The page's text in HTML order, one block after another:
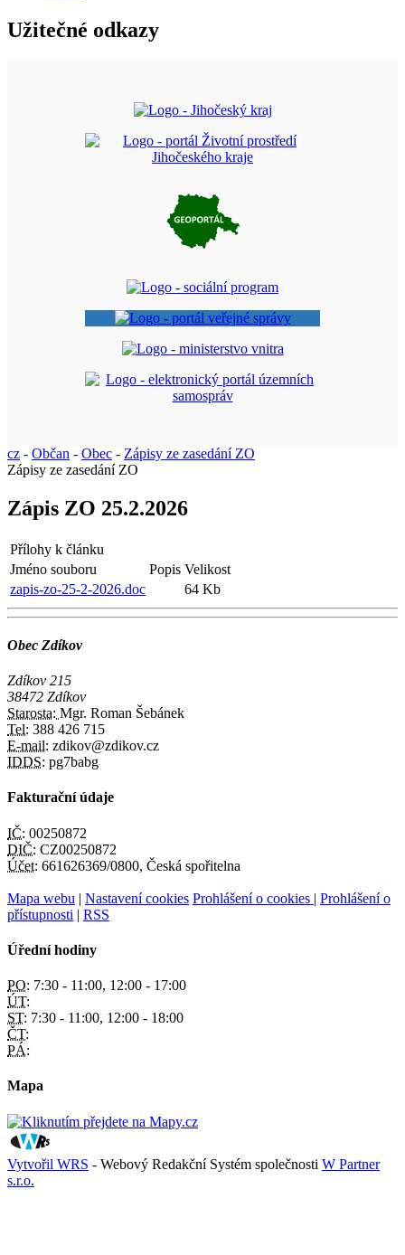
Užitečné odkazy
cz - Občan - Obec - Zápisy ze zasedání ZO
Zápisy ze zasedání ZO
Zápis ZO 25.2.2026
Přílohy k článku
Jméno souboru
Popis Velikost
zapis-zo-25-2-2026.doc
64 Kb
Obec Zdíkov
Zdíkov 215
38472 Zdíkov
Starosta: Mgr. Roman Šebánek
Tel: 388 426 715
E-mail: zdikov@zdikov.cz
IDDS: pg7babg
Fakturační údaje
IČ: 00250872
DIČ: CZ00250872
Účet: 661626369/0800, Česká spořitelna
Mapa webu | Nastavení cookies Prohlášení o cookies | Prohlášení o
přístupnosti | RSS
Úřední hodiny
PO: 7:30 - 11:00, 12:00 - 17:00
ÚT:
ST: 7:30 - 11:00, 12:00 - 18:00
ČT:
PÁ:
Mapa
Vytvořil WRS - Webový Redakční Systém společnosti W Partner
s.r.o.